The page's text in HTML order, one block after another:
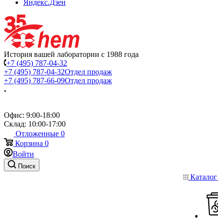
Яндекс.Дзен
История вашей лаборатории с 1988 года
+7 (495) 787-04-32
+7 (495) 787-04-32Отдел продаж
+7 (495) 787-66-09Отдел продаж
Офис: 9:00-18:00
Склад: 10:00-17:00
Отложенные 0
Корзина 0
Войти
Поиск